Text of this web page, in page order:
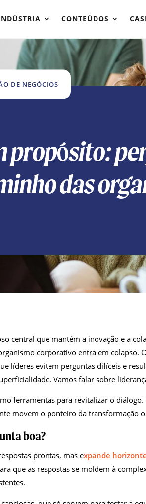
CONTEÚDOS
DE NEGÓCIOS
propósito:
das
central que mantém a inovação e a
corporativo entra em colapso.
líderes evitem perguntas difíceis e
Vamos falar sobre
ferramentas para revitalizar o
movem o ponteiro da transformação
boa?
prontas, mas expande
que as respostas se moldem à